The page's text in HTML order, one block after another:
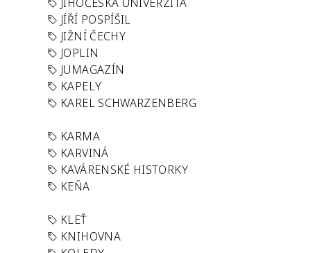
JÍŘÍ POSPÍŠIL
JIŽNÍ ČECHY
JOPLIN
JUMAGAZÍN
KAPELY
KAREL SCHWARZENBERG
KARMA
KARVINÁ
KAVÁRENSKÉ HISTORKY
KEŇA
KLEŤ
KNIHOVNA